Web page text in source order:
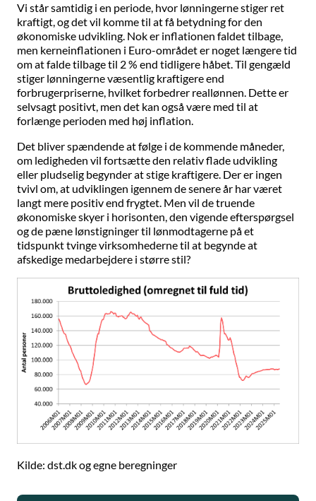
Vi står samtidig i en periode, hvor lønningerne stiger ret
kraftigt, og det vil komme til at få betydning for den
økonomiske udvikling. Nok er inflationen faldet tilbage,
men kerneinflationen i Euro-området er noget længere tid
om at falde tilbage til 2 % end tidligere håbet. Til gengæld
stiger lønningerne væsentlig kraftigere end
forbrugerpriserne, hvilket forbedrer reallønnen. Dette er
selvsagt positivt, men det kan også være med til at
forlænge perioden med høj inflation.
Det bliver spændende at følge i de kommende måneder,
om ledigheden vil fortsætte den relativ flade udvikling
eller pludselig begynder at stige kraftigere. Der er ingen
tvivl om, at udviklingen igennem de senere år har været
langt mere positiv end frygtet. Men vil de truende
økonomiske skyer i horisonten, den vigende efterspørgsel
og de pæne lønstigninger til lønmodtagerne på et
tidspunkt tvinge virksomhederne til at begynde at
afskedige medarbejdere i større stil?
Kilde: dst.dk og egne beregninger